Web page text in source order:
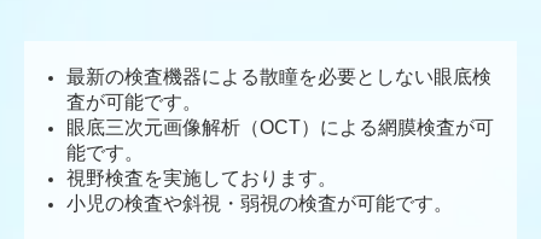
最新の検査機器による散瞳を必要としない眼底検
査が可能です。
眼底三次元画像解析（OCT）による網膜検査が可
能です。
視野検査を実施しております。
小児の検査や斜視・弱視の検査が可能です。